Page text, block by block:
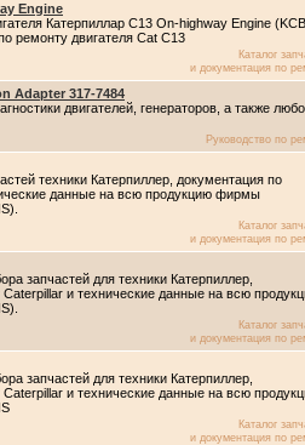
Engine
Катерпиллар C13 On-highway Engine
ремонту двигателя Cat C13
Каталог
и документация по
Adapter 317-7484
двигателей, генераторов, а также
Руководство по
техники Катерпиллер, документация по
данные на всю продукцию фирмы
Каталог
и документация по
запчастей для техники Катерпиллер,
и технические данные на всю
Каталог
и документация по
запчастей для техники Катерпиллер,
и технические данные на всю
Каталог
и документация по